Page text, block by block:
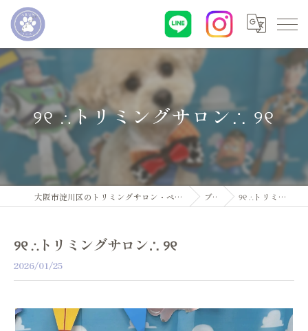
୨୧ ∴トリミングサロン∴ ୨୧
大阪市淀川区のトリミングサロン・ペットサロンならDogsalon ARUN ブログ ୨୧ ∴トリミングサロン∴ ୨୧
୨୧ ∴トリミングサロン∴ ୨୧
2026/01/25